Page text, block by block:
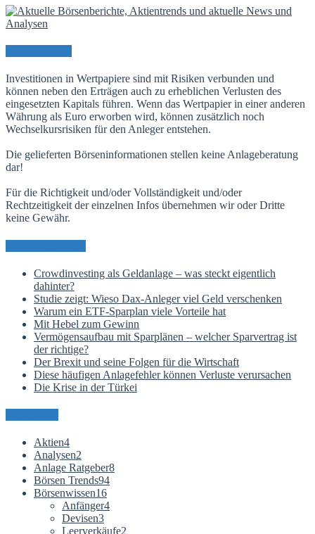
Investitionen in Wertpapiere sind mit Risiken verbunden und
können neben den Erträgen auch zu erheblichen Verlusten des
eingesetzten Kapitals führen. Wenn das Wertpapier in einer anderen
Währung als Euro erworben wird, können zusätzlich noch
Wechselkursrisiken für den Anleger entstehen.
Die gelieferten Börseninformationen stellen keine Anlageberatung
dar!
Für die Richtigkeit und/oder Vollständigkeit und/oder
Rechtzeitigkeit der einzelnen Infos übernehmen wir oder Dritte
keine Gewähr.
Crowdinvesting als Geldanlage – was steckt eigentlich
dahinter?
Studie zeigt: Wieso Dax-Anleger viel Geld verschenken
Warum ein ETF-Sparplan viele Vorteile hat
Mit Hebel zum Gewinn
Vermögensaufbau mit Sparplänen – welcher Sparvertrag ist
der richtige?
Der Brexit und seine Folgen für die Wirtschaft
Diese häufigen Anlagefehler können Verluste verursachen
Die Krise in der Türkei
Aktien4
Analysen2
Anlage Ratgeber8
Börsen Trends94
Börsenwissen16
Anfänger4
Devisen3
Leerverkäufe2